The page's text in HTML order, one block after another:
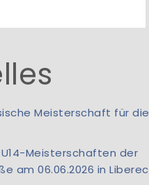
Meisterschaft für die
Meisterschaften der
am 06.06.2026 in Liberec